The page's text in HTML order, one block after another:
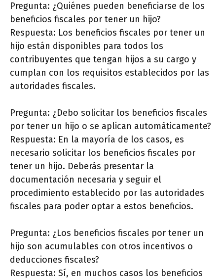
Pregunta: ¿Quiénes pueden beneficiarse de los
beneficios fiscales por tener un hijo?
Respuesta: Los beneficios fiscales por tener un
hijo están disponibles para todos los
contribuyentes que tengan hijos a su cargo y
cumplan con los requisitos establecidos por las
autoridades fiscales.
Pregunta: ¿Debo solicitar los beneficios fiscales
por tener un hijo o se aplican automáticamente?
Respuesta: En la mayoría de los casos, es
necesario solicitar los beneficios fiscales por
tener un hijo. Deberás presentar la
documentación necesaria y seguir el
procedimiento establecido por las autoridades
fiscales para poder optar a estos beneficios.
Pregunta: ¿Los beneficios fiscales por tener un
hijo son acumulables con otros incentivos o
deducciones fiscales?
Respuesta: Sí, en muchos casos los beneficios